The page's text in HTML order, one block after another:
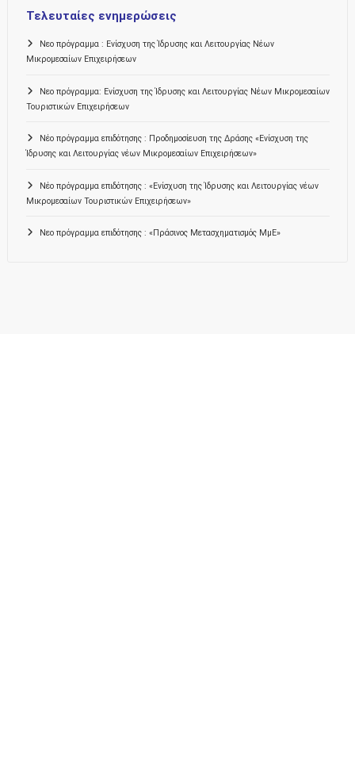
Τελευταίες ενημερώσεις
Νεο πρόγραμμα : Ενίσχυση της Ίδρυσης και Λειτουργίας Νέων
Μικρομεσαίων Επιχειρήσεων
Νεο πρόγραμμα: Ενίσχυση της Ίδρυσης και Λειτουργίας Νέων Μικρομεσαίων
Τουριστικών Επιχειρήσεων
Νέο πρόγραμμα επιδότησης : Προδημοσίευση της Δράσης «Ενίσχυση της
Ίδρυσης και Λειτουργίας νέων Μικρομεσαίων Επιχειρήσεων»
Νέο πρόγραμμα επιδότησης : «Ενίσχυση της Ίδρυσης και Λειτουργίας νέων
Μικρομεσαίων Τουριστικών Επιχειρήσεων»
Νεο πρόγραμμα επιδότησης : «Πράσινος Μετασχηματισμός ΜμΕ»